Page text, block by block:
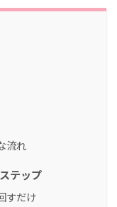
流れ
テップ
すだけ